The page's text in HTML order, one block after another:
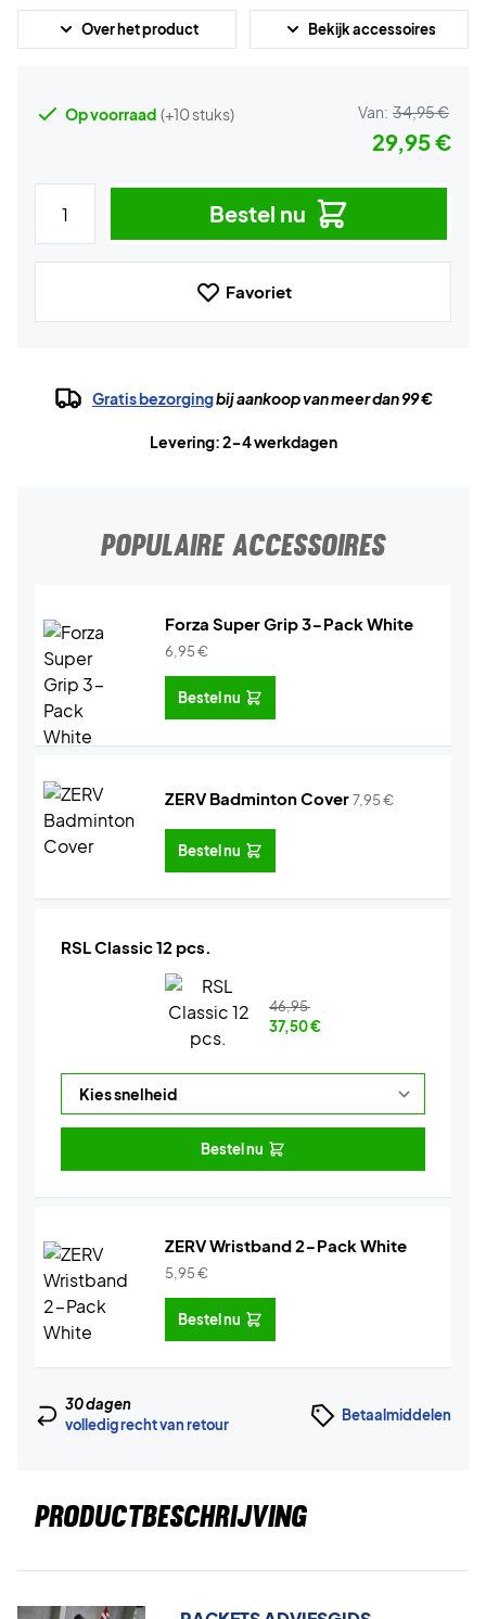
Over het product Bekijk accessoires
Op voorraad (+10 stuks) Van: 34,95 €
29,95 €
Bestel nu
Favoriet
Gratis bezorgingbij aankoop van meer dan 99 €
Levering: 2-4 werkdagen
POPULAIRE ACCESSOIRES
Forza Super Grip 3-Pack White
6,95€
Bestel nu
ZERV Badminton Cover7,95€
Bestel nu
RSL Classic 12 pcs.
46,95
37,50€
Bestel nu
ZERV Wristband 2-Pack White
5,95€
Bestel nu
30 dagen
volledig recht van retour
Betaalmiddelen
PRODUCTBESCHRIJVING